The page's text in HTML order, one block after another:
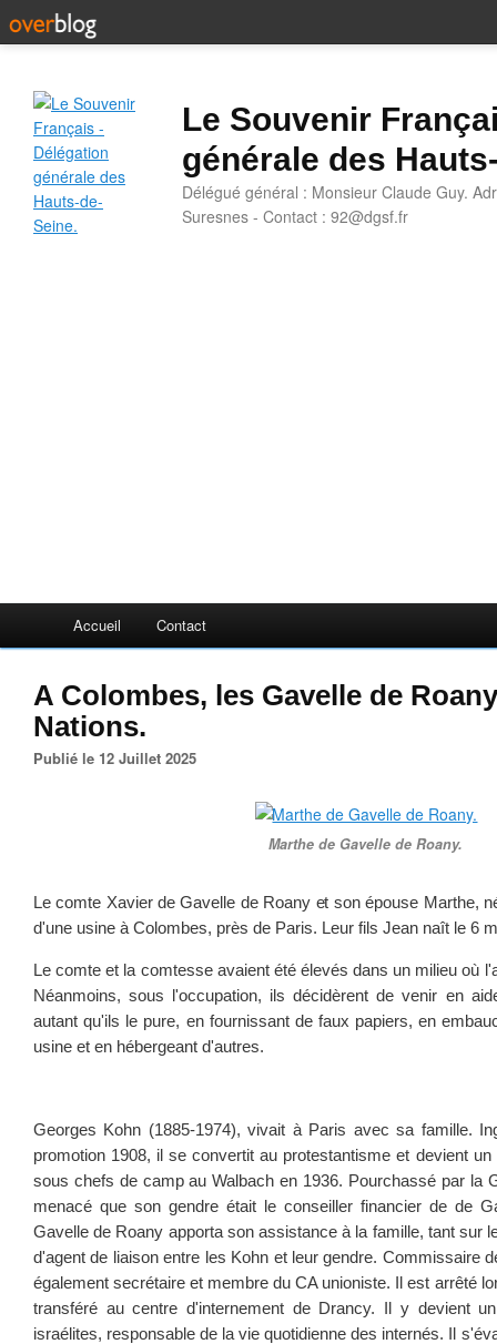
Le Souvenir
générale des
Délégué général : Monsieur Claude Guy.
Suresnes - Contact : 92@dgsf.fr
Accueil Contact
A Colombes, les Gavelle de
Nations.
Publié le 12 Juillet 2025
Marthe de Gavelle de Roany.
Le comte Xavier de Gavelle de Roany et son épouse Marthe,
d'une usine à Colombes, près de Paris. Leur fils Jean naît le 6
Le comte et la comtesse avaient été élevés dans un milieu où
Néanmoins, sous l'occupation, ils décidèrent de venir en
autant qu'ils le pure, en fournissant de faux papiers, en
usine et en hébergeant d'autres.
Georges Kohn (1885-1974), vivait à Paris avec sa famille.
promotion 1908, il se convertit au protestantisme et devient
sous chefs de camp au Walbach en 1936. Pourchassé par la
menacé que son gendre était le conseiller financier de de
Gavelle de Roany apporta son assistance à la famille, tant sur
d'agent de liaison entre les Kohn et leur gendre. Commissaire
également secrétaire et membre du CA unioniste. Il est arrêté
transféré au centre d'internement de Drancy. Il y devient
israélites, responsable de la vie quotidienne des internés. Il